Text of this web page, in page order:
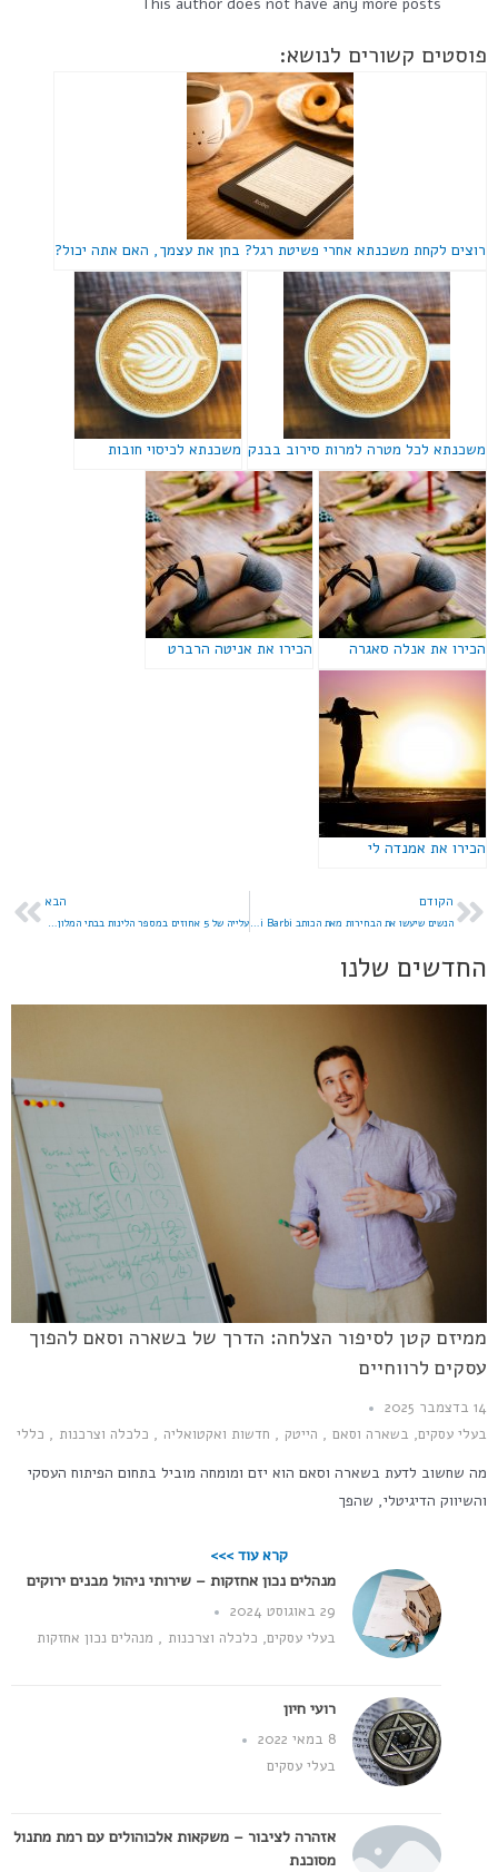
פוסטים קשורים לנושא:
רוצים לקחת משכנתא אחרי פשיטת רגל? בחן את עצמך, האם אתה יכול?
משכנתא לכל מטרה למרות סירוב בבנק משכנתא לכיסוי חובות
הכירו את אנלה סאגרה הכירו את אניטה הרברט
הכירו את אמנדה לי
הקודם
הנשים שיעשו את הבחירות מאת הכותב Hai Barbi
הבא
עלייה של 5 אחוזים במספר הלינות בבתי המלון בישראל
החדשים שלנו
ממיזם קטן לסיפור הצלחה: הדרך של בשארה וסאם להפוך
עסקים לרווחיים
14 בדצמבר 2025
בעלי עסקים, בשארה וסאם , הייטק , חדשות ואקטואליה , כלכלה וצרכנות , כללי
מה שחשוב לדעת בשארה וסאם הוא יזם ומומחה מוביל בתחום הפיתוח העסקי
והשיווק הדיגיטלי, שהפך
קרא עוד >>>
מנהלים נכון אחזקות – שירותי ניהול מבנים ירוקים
29 באוגוסט 2024
בעלי עסקים, כלכלה וצרכנות , מנהלים נכון אחזקות
רועי חיון
8 במאי 2022
בעלי עסקים
אזהרה לציבור – משקאות אלכוהולים עם רמת מתנול
מסוכנת